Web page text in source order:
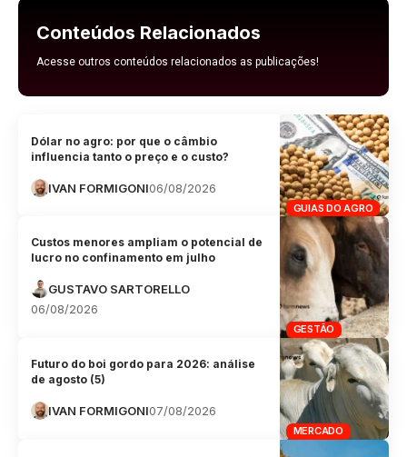
Conteúdos Relacionados
Acesse outros conteúdos relacionados as publicações!
GUIAS DO AGRO
Dólar no agro: por que o câmbio
influencia tanto o preço e o custo?
IVAN FORMIGONI06/08/2026
GESTÃO
Custos menores ampliam o potencial de
lucro no confinamento em julho
GUSTAVO SARTORELLO
06/08/2026
MERCADO
Futuro do boi gordo para 2026: análise
de agosto (5)
IVAN FORMIGONI07/08/2026